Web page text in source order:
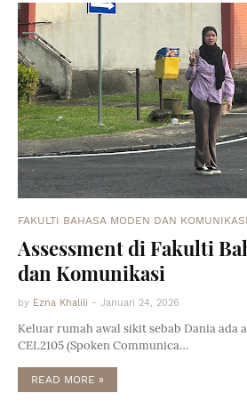
FAKULTI BAHASA MODEN DAN KOMUNIKASI
Assessment di Fakulti
dan Komunikasi
by Ezna Khalili - Januari 24, 2026
Keluar rumah awal sikit sebab Dania ada
CEL2105 (Spoken Communica…
READ MORE »